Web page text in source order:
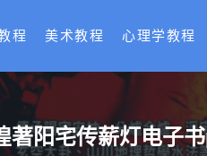
程 美术教程 心理学教程
著阳宅传薪灯电子